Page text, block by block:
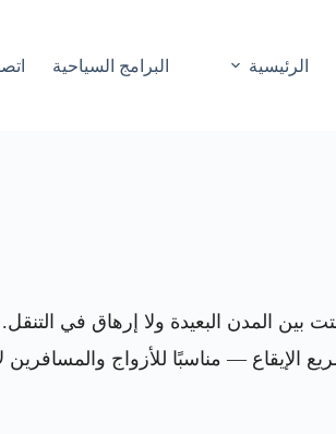
الرئيسية البرامج السياحية
بين المدن البعيدة ولا إرهاق في
الإيقاع — مناسبًا للأزواج